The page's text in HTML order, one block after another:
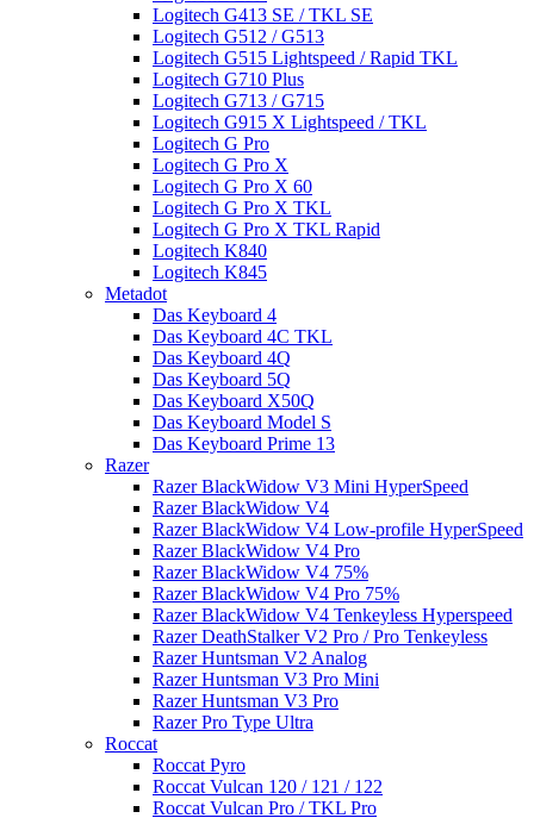
Logitech G413 SE / TKL SE
Logitech G512 / G513
Logitech G515 Lightspeed / Rapid TKL
Logitech G710 Plus
Logitech G713 / G715
Logitech G915 X Lightspeed / TKL
Logitech G Pro
Logitech G Pro X
Logitech G Pro X 60
Logitech G Pro X TKL
Logitech G Pro X TKL Rapid
Logitech K840
Logitech K845
Metadot
Das Keyboard 4
Das Keyboard 4C TKL
Das Keyboard 4Q
Das Keyboard 5Q
Das Keyboard X50Q
Das Keyboard Model S
Das Keyboard Prime 13
Razer
Razer BlackWidow V3 Mini HyperSpeed
Razer BlackWidow V4
Razer BlackWidow V4 Low-profile HyperSpeed
Razer BlackWidow V4 Pro
Razer BlackWidow V4 75%
Razer BlackWidow V4 Pro 75%
Razer BlackWidow V4 Tenkeyless Hyperspeed
Razer DeathStalker V2 Pro / Pro Tenkeyless
Razer Huntsman V2 Analog
Razer Huntsman V3 Pro Mini
Razer Huntsman V3 Pro
Razer Pro Type Ultra
Roccat
Roccat Pyro
Roccat Vulcan 120 / 121 / 122
Roccat Vulcan Pro / TKL Pro